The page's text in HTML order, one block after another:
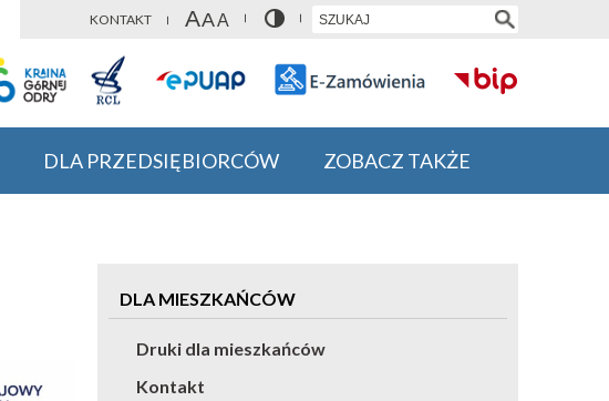
KONTAKT
DLA PRZEDSIĘBIORCÓW ZOBACZ TAKŻE
DLA MIESZKAŃCÓW
Druki dla mieszkańców
Kontakt